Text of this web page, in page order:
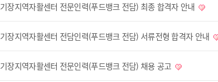
기장지역자활센터 전문인력(푸드뱅크 전담) 최종 합격자 안내
기장지역자활센터 전담인력(푸드뱅크 전담) 서류전형 합격자 안내
기장지역자활센터 전문인력(푸드뱅크 전담) 채용 공고